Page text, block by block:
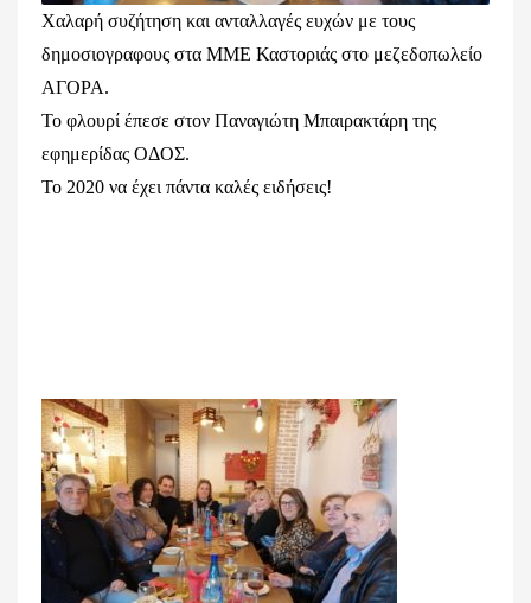
Χαλαρή συζήτηση και ανταλλαγές ευχών με τους
δημοσιογραφους στα ΜΜΕ Καστοριάς στο μεζεδοπωλείο
ΑΓΟΡΑ.
Το φλουρί έπεσε στον Παναγιώτη Μπαιρακτάρη της
εφημερίδας ΟΔΟΣ.
Το 2020 να έχει πάντα καλές ειδήσεις!